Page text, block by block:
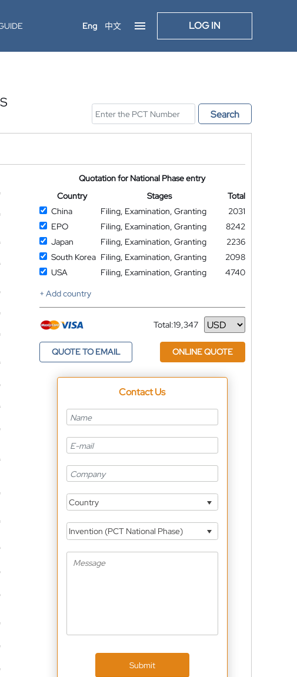
Eng 中文 LOG IN
Search
Quotation for National Phase entry
Country
Stages
Total
China
Filing, Examination, Granting
2031
EPO
Filing, Examination, Granting
8242
Japan
Filing, Examination, Granting
2236
South Korea Filing, Examination, Granting
2098
USA
Filing, Examination, Granting
4740
+ Add country
Total:19,347
Currency
QUOTE TO EMAIL ONLINE QUOTE
Contact Us
Country
Invention (PCT National Phase)
Submit